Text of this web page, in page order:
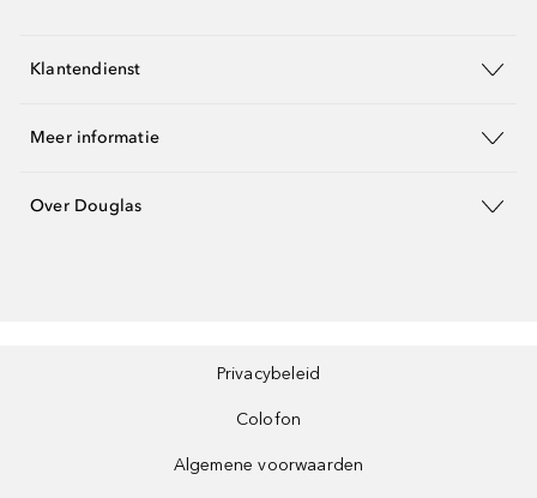
Klantendienst
Meer informatie
Over Douglas
Privacybeleid
Colofon
Algemene voorwaarden